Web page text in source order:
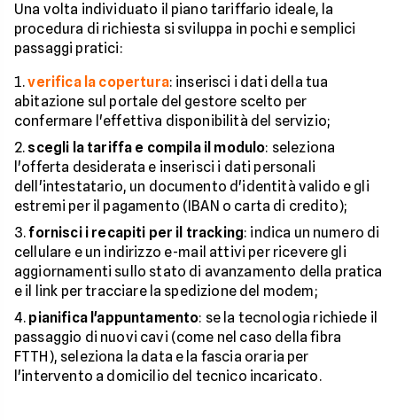
Una volta individuato il piano tariffario ideale, la
procedura di richiesta si sviluppa in pochi e semplici
passaggi pratici:
verifica la copertura: inserisci i dati della tua
abitazione sul portale del gestore scelto per
confermare l'effettiva disponibilità del servizio;
scegli la tariffa e compila il modulo: seleziona
l'offerta desiderata e inserisci i dati personali
dell'intestatario, un documento d'identità valido e gli
estremi per il pagamento (IBAN o carta di credito);
fornisci i recapiti per il tracking: indica un numero di
cellulare e un indirizzo e-mail attivi per ricevere gli
aggiornamenti sullo stato di avanzamento della pratica
e il link per tracciare la spedizione del modem;
pianifica l'appuntamento: se la tecnologia richiede il
passaggio di nuovi cavi (come nel caso della fibra
FTTH), seleziona la data e la fascia oraria per
l'intervento a domicilio del tecnico incaricato.